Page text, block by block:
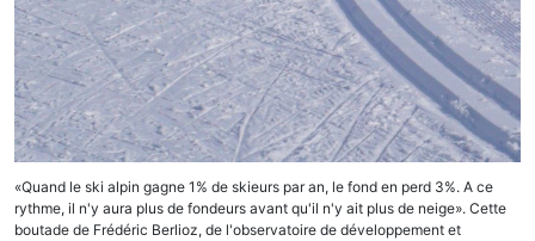
«Quand le ski alpin gagne 1% de skieurs par an, le fond en perd 3%. A ce
rythme, il n'y aura plus de fondeurs avant qu'il n'y ait plus de neige». Cette
boutade de Frédéric Berlioz, de l'observatoire de développement et